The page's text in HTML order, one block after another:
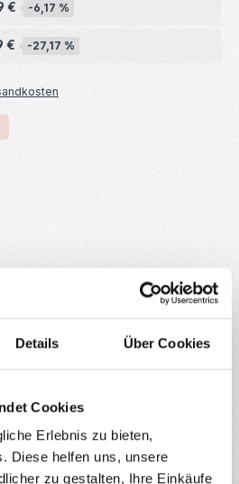
Details Über Cookies
Cookies
Erlebnis zu bieten,
Diese helfen uns, unsere
zu gestalten, Ihre Einkäufe
€ -6,17 %
€ -27,17 %
einen hochpräzisen
Sensoren für Temperatur